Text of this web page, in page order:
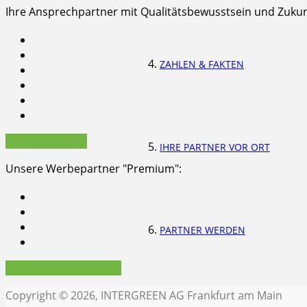
ZAHLEN & FAKTEN
IHRE PARTNER VOR ORT
PARTNER WERDEN
Ihre Ansprechpartner mit Qualitätsbewusstsein und
Unsere Werbepartner "Premium":
Copyright © 2026, INTERGREEN AG Frankfurt am Main